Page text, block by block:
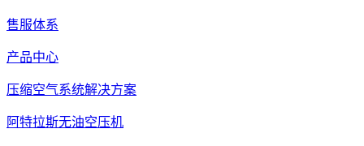
售服体系
产品中心
压缩空气系统解决方案
阿特拉斯无油空压机